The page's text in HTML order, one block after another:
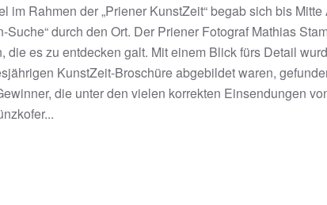
im Rahmen der „Priener KunstZeit“ begab sich bis
Suche“ durch den Ort. Der Priener Fotograf Mathias
die es zu entdecken galt. Mit einem Blick fürs Detail
KunstZeit-Broschüre abgebildet waren,
die unter den vielen korrekten Einsendungen